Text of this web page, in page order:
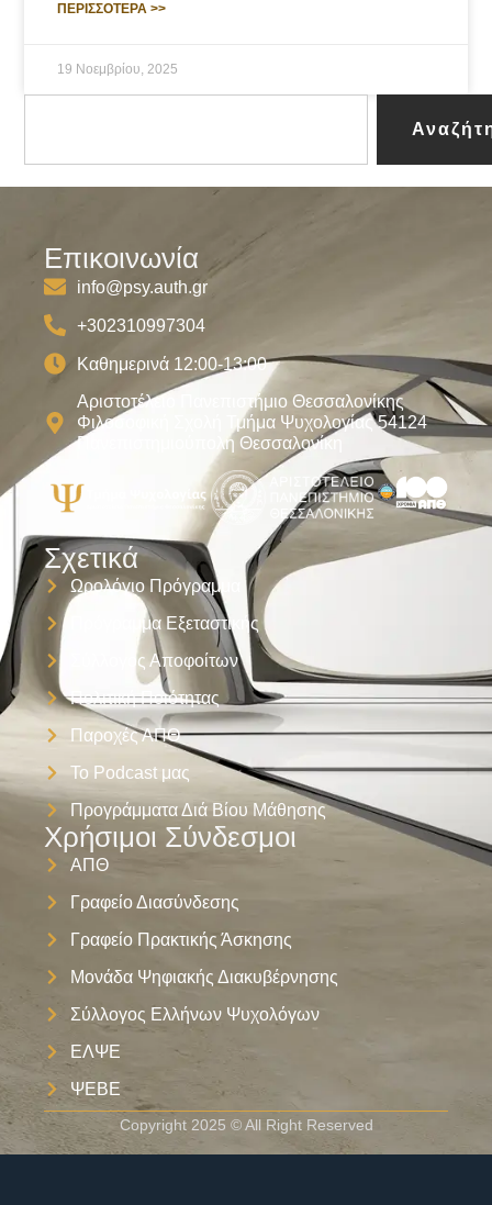
ΠΕΡΙΣΣΟΤΕΡΑ >>
19 Νοεμβρίου, 2025
Χρήσιμοι Σύνδεσμοι
ΑΠΘ
Γραφείο Διασύνδεσης
Γραφείο Πρακτικής Άσκησης
Μονάδα Ψηφιακής Διακυβέρνησης
Σύλλογος Ελλήνων Ψυχολόγων
ΕΛΨΕ
ΨΕΒΕ
Σχετικά
Ωρολόγιο Πρόγραμμα
Πρόγραμμα Εξεταστικής
Σύλλογος Αποφοίτων
Πολιτική Ποιότητας
Παροχές ΑΠΘ
Το Podcast μας
Προγράμματα Διά Βίου Μάθησης
Επικοινωνία
info@psy.auth.gr
+302310997304
Καθημερινά 12:00-13:00
Αριστοτέλειο Πανεπιστήμιο Θεσσαλονίκης
Φιλοσοφική Σχολή Τμήμα Ψυχολογίας 54124
Πανεπιστημιούπολη Θεσσαλονίκη
Copyright 2025 © All Right Reserved